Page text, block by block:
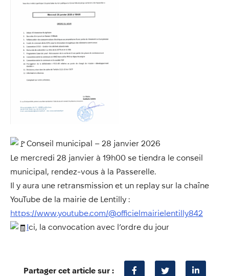
Conseil municipal – 28 janvier 2026
Le mercredi 28 janvier à 19h00 se tiendra le conseil
municipal, rendez-vous à la Passerelle.
Il y aura une retransmission et un replay sur la chaîne
YouTube de la mairie de Lentilly :
https://www.youtube.com/@officielmairielentilly842
Ici, la convocation avec l’ordre du jour
Partager cet article sur :
Publications